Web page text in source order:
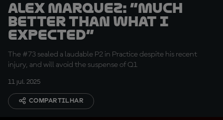
Alex Marquez: “Much
better than what I
expected”
The #73 sealed a laudable P2 in Practice despite his recent
injury, and will avoid the suspense of Q1
11 jul. 2025
COMPARTILHAR